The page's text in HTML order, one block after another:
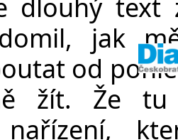
dlouhý
jak
od
žít. Že tu
nařízení,